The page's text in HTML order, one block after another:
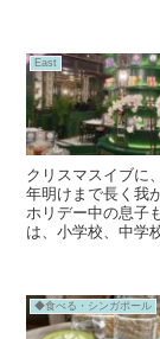
East
クリスマスイブに
年明けまで長く我
ホリデー中の息子
は、小学校、中学
◆食べる・シンガポール